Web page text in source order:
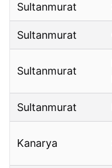
Sultanmurat
Sultanmurat
Sultanmurat
Sultanmurat
Kanarya